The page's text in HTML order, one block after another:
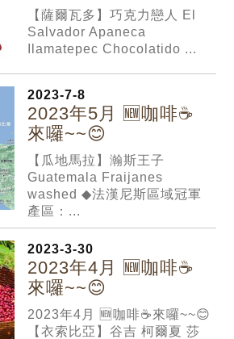
【薩爾瓦多】巧克力戀人 El
Salvador Apaneca
Ilamatepec Chocolatido ...
2023-7-8
2023年5月 🆕咖啡☕️
來囉~~😊
【瓜地馬拉】瀚斯王子
Guatemala Fraijanes
washed ◆法漢尼斯區域冠軍
產區：...
2023-3-30
2023年4月 🆕咖啡☕️
來囉~~😊
2023年4月 🆕咖啡☕️來囉~~😊
【衣索比亞】谷吉 柯爾夏 莎